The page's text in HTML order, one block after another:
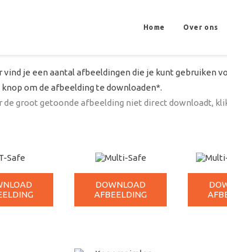
Home Over ons
vind je een aantal afbeeldingen die je kunt gebruiken
knop om de afbeelding te downloaden*.
de groot getoonde afbeelding niet direct downloadt,
DOWNLOAD
AFBEELDING